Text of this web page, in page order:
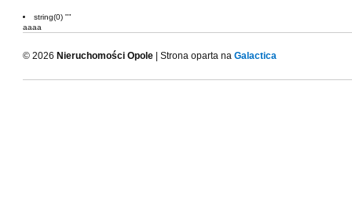
string(0) ""
aaaa
© 2026 Nieruchomości Opole | Strona oparta na Galactica